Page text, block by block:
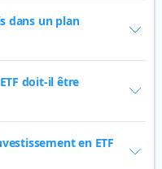
dans un plan
doit-il être
en ETF